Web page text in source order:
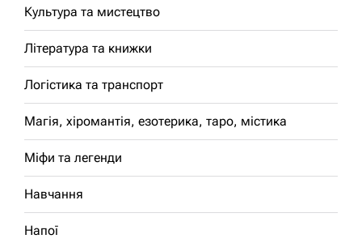
Культура та мистецтво
Література та книжки
Логістика та транспорт
Магія, хіромантія, езотерика, таро, містика
Міфи та легенди
Навчання
Напої